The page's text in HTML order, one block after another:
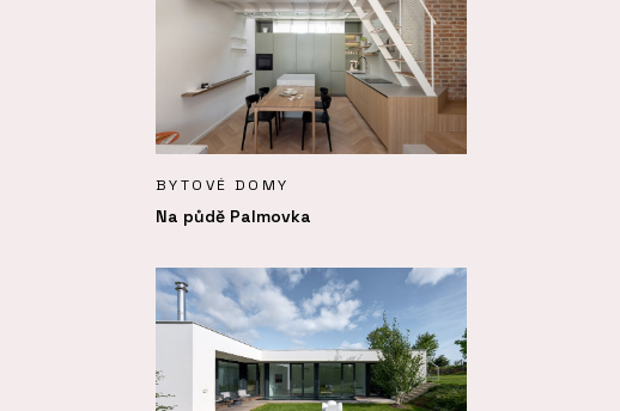
BYTOVÉ DOMY
Na půdě Palmovka